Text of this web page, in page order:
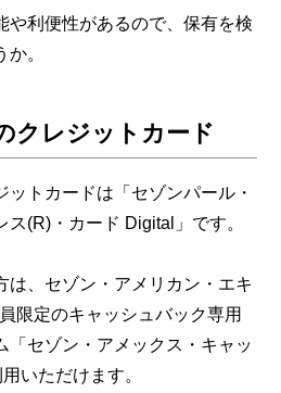
や利便性があるので、保有を検
。
クレジットカード
トカードは「セゾンパール・
(R)・カード Digital」です。
は、セゾン・アメリカン・エキ
限定のキャッシュバック専用
「セゾン・アメックス・キャッ
いただけます。